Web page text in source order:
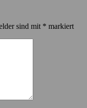
sind mit * markiert